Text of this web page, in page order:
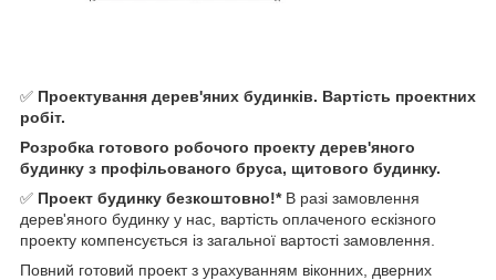
✅ Проектування дерев'яних будинків. Вартість проектних
робіт.
Розробка готового робочого проекту дерев'яного
будинку з профільованого бруса, щитового будинку.
✅ Проект будинку безкоштовно!* В разі замовлення
дерев'яного будинку у нас, вартість оплаченого ескізного
проекту компенсується із загальної вартості замовлення.
Повний готовий проект з урахуванням віконних, дверних